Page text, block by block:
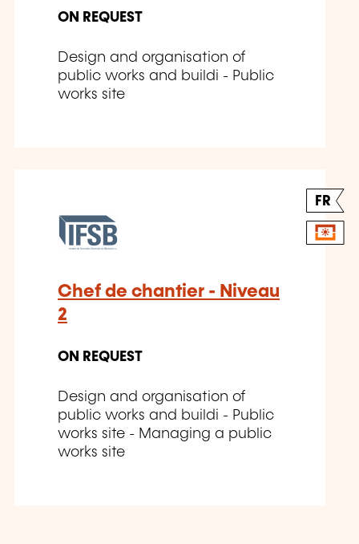
ON REQUEST
Design and organisation of
public works and buildi - Public
works site
FR
Chef de chantier - Niveau
2
ON REQUEST
Design and organisation of
public works and buildi - Public
works site - Managing a public
works site